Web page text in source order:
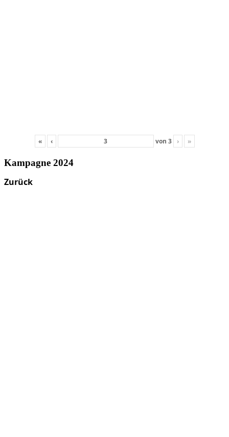
« ‹ von 3 › »
Kampagne 2024
Zurück